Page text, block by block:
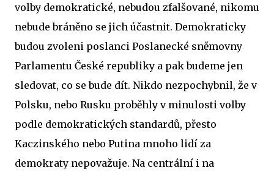
volby demokratické, nebudou zfalšované, nikomu
nebude bráněno se jich účastnit. Demokraticky
budou zvoleni poslanci Poslanecké sněmovny
Parlamentu České republiky a pak budeme jen
sledovat, co se bude dít. Nikdo nezpochybnil, že v
Polsku, nebo Rusku proběhly v minulosti volby
podle demokratických standardů, přesto
Kaczinského nebo Putina mnoho lidí za
demokraty nepovažuje. Na centrální i na